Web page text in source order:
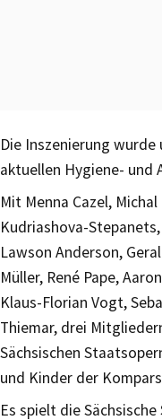
Die Inszenierung
aktuellen Hygiene- und
Mit Menna Cazel,
Kudriashova-
Lawson Anderson,
Müller, René Pape,
Klaus-Florian Vogt,
Thiemar, drei
Sächsischen
und Kinder der
Es spielt die